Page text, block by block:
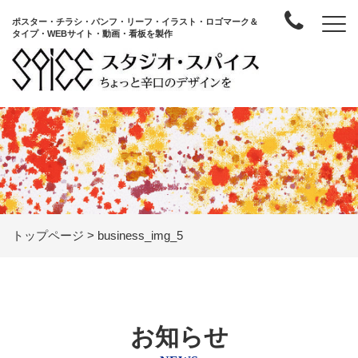
ポスター・チラシ・パンフ・リーフ・イラスト・ロゴマーク＆
タイプ・WEBサイト・動画・看板を製作
トップページ > business_img_5
お知らせ